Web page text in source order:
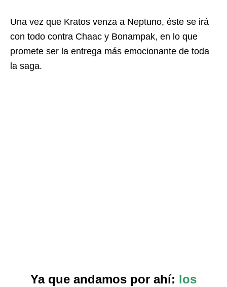
Una vez que Kratos venza a Neptuno, éste se irá
con todo contra Chaac y Bonampak, en lo que
promete ser la entrega más emocionante de toda
la saga.
Ya que andamos por ahí: los